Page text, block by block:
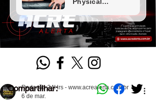
Redação 24Hrs - www.acrealerta.com.br
6 de mar.
Compartilhar: